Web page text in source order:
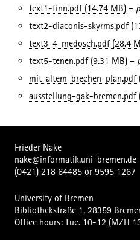
text1-finn.pdf (14.74 MB) –
text2-diaconis-skyrms.pdf
text3-4-medosch.pdf (28.4
text5-tenen.pdf (9.31 MB) –
mit-altem-brechen-plan.pdf
ausstellung-gak-bremen.pdf
Frieder Nake
nake@informatik.uni-bremen.de
(0421) 218 64485 or 9595 1267
University of Bremen
Bibliothekstraße 1, 28359
Office hours: Tue. 10-12 (MZH